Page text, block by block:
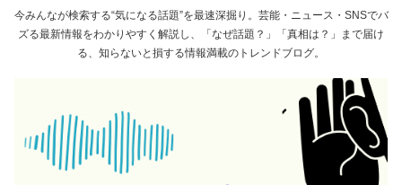
今みんなが検索する“気になる話題”を最速深掘り。芸能・ニュース・SNSでバ
ズる最新情報をわかりやすく解説し、「なぜ話題？」「真相は？」まで届け
る、知らないと損する情報満載のトレンドブログ。